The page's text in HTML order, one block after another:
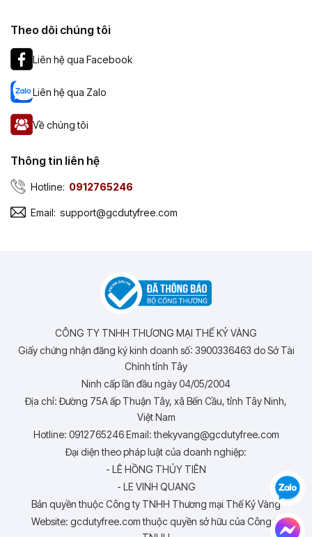
Theo dõi chúng tôi
Liên hệ qua Facebook
Liên hệ qua Zalo
Về chúng tôi
Thông tin liên hệ
Hotline: 0912765246
Email: support@gcdutyfree.com
CÔNG TY TNHH THƯƠNG MẠI THẾ KỶ VÀNG
Giấy chứng nhận đăng ký kinh doanh số: 3900336463 do Sở Tài
Chính tỉnh Tây
Ninh cấp lần đầu ngày 04/05/2004
Địa chỉ: Đường 75A ấp Thuận Tây, xã Bến Cầu, tỉnh Tây Ninh,
Việt Nam
Hotline: 0912765246 Email: thekyvang@gcdutyfree.com
Đại diện theo pháp luật của doanh nghiệp:
- LÊ HỒNG THỦY TIÊN
- LE VINH QUANG
Bản quyền thuộc Công ty TNHH Thương mại Thế Kỷ Vàng
Website: gcdutyfree.com thuộc quyền sở hữu của Công ty